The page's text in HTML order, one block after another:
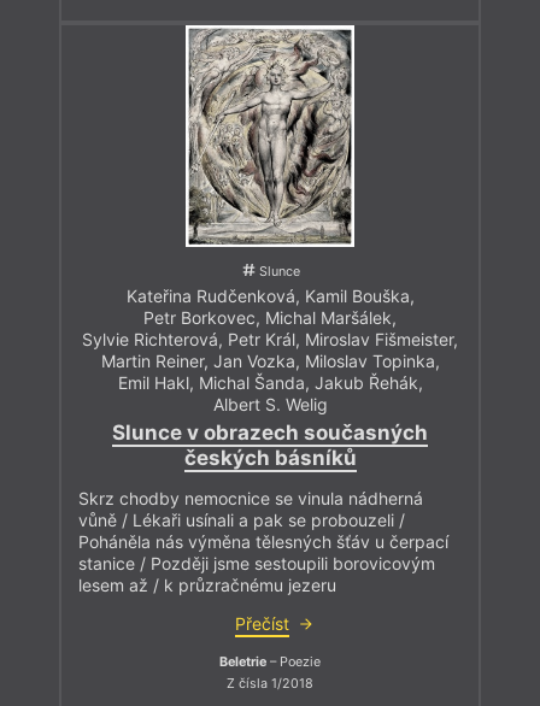
Slunce
Kateřina Rudčenková, Kamil Bouška,
Petr Borkovec, Michal Maršálek,
Sylvie Richterová, Petr Král, Miroslav Fišmeister,
Martin Reiner, Jan Vozka, Miloslav Topinka,
Emil Hakl, Michal Šanda, Jakub Řehák,
Albert S. Welig
Slunce v obrazech současných
českých básníků
Skrz chodby nemocnice se vinula nádherná
vůně / Lékaři usínali a pak se probouzeli /
Poháněla nás výměna tělesných šťáv u čerpací
stanice / Později jsme sestoupili borovicovým
lesem až / k průzračnému jezeru
Přečíst
Beletrie – Poezie
Z čísla 1/2018